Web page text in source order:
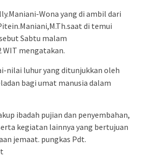
Wona yang di ambil dari
di temui
Sabtu malam
WIT mengatakan.
nilai luhur yang ditunjukkan oleh
bagi umat manusia dalam
ibadah pujian dan penyembahan,
kegiatan lainnya yang bertujuan
jemaat. pungkas Pdt.